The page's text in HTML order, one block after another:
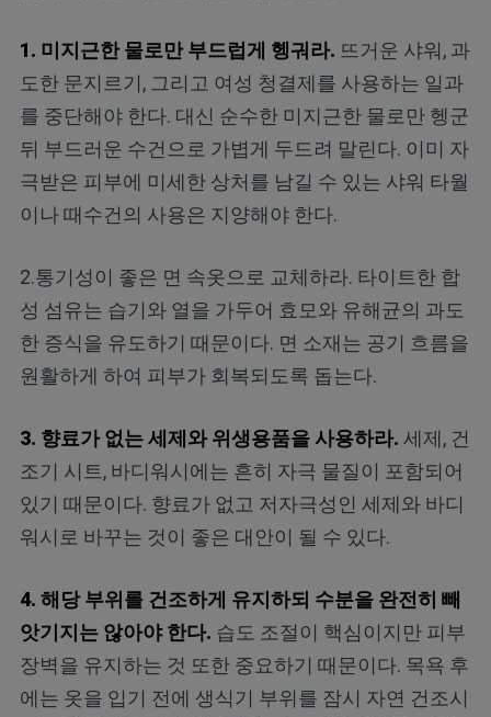
1. 미지근한 물로만 부드럽게 헹궈라. 뜨거운 샤워, 과
도한 문지르기, 그리고 여성 청결제를 사용하는 일과
를 중단해야 한다. 대신 순수한 미지근한 물로만 헹군
뒤 부드러운 수건으로 가볍게 두드려 말린다. 이미 자
극받은 피부에 미세한 상처를 남길 수 있는 샤워 타월
이나 때수건의 사용은 지양해야 한다.
2.통기성이 좋은 면 속옷으로 교체하라. 타이트한 합
성 섬유는 습기와 열을 가두어 효모와 유해균의 과도
한 증식을 유도하기 때문이다. 면 소재는 공기 흐름을
원활하게 하여 피부가 회복되도록 돕는다.
3. 향료가 없는 세제와 위생용품을 사용하라. 세제, 건
조기 시트, 바디워시에는 흔히 자극 물질이 포함되어
있기 때문이다. 향료가 없고 저자극성인 세제와 바디
워시로 바꾸는 것이 좋은 대안이 될 수 있다.
4. 해당 부위를 건조하게 유지하되 수분을 완전히 빼
앗기지는 않아야 한다. 습도 조절이 핵심이지만 피부
장벽을 유지하는 것 또한 중요하기 때문이다. 목욕 후
에는 옷을 입기 전에 생식기 부위를 잠시 자연 건조시